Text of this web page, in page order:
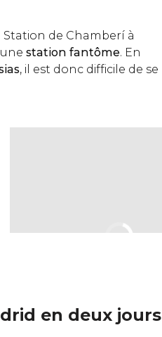
Station de Chamberí à
station fantôme. En
, il est donc difficile de se
en deux jours